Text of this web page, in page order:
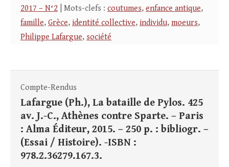
2017 – N°2 | Mots-clefs : coutumes, enfance antique,
famille, Grèce, identité collective, individu, moeurs,
Philippe Lafargue, société
Compte-Rendus
Lafargue (Ph.), La bataille de Pylos. 425
av. J.-C., Athènes contre Sparte. – Paris
: Alma Éditeur, 2015. – 250 p. : bibliogr. –
(Essai / Histoire). -ISBN :
978.2.36279.167.3.